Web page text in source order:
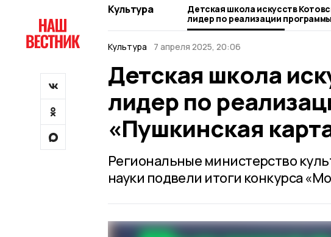
Культура
Детская школа искусств
лидер по реализации программы
«Пушкинская карта»
Культура
7 апреля 2025, 20:06
Детская школа
лидер по
«Пушкинская
Региональные министерство
науки подвели итоги конкурса